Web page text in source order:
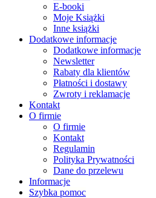
E-booki
Moje Książki
Inne książki
Dodatkowe informacje
Dodatkowe informacje
Newsletter
Rabaty dla klientów
Płatności i dostawy
Zwroty i reklamacje
Kontakt
O firmie
O firmie
Kontakt
Regulamin
Polityka Prywatności
Dane do przelewu
Informacje
Szybka pomoc